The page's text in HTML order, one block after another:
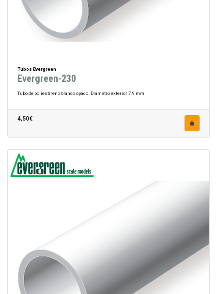
Tubos Evergreen
Evergreen-230
Tubo de poliestireno blanco opaco. Diámetro exterior 7.9 mm
4,50€